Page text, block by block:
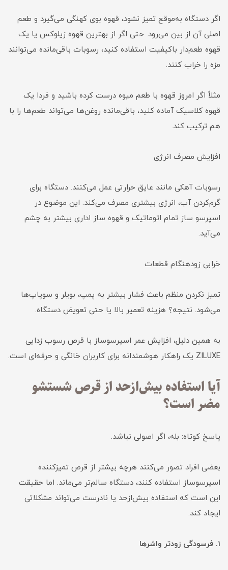
اگر دستگاه به‌موقع تمیز نشود، قهوه بوی کهنگی می‌گیرد و طعم
اصلی آن از بین می‌رود. حتی اگر از بهترین قهوه زیلوکس یا یک
قهوه طعم‌دار باکیفیت استفاده کنید، رسوبات باقی‌مانده می‌توانند
مزه را خراب کنند.
مثلاً اگر امروز قهوه با طعم میوه درست کرده باشید و فردا یک
قهوه کلاسیک آماده کنید، باقی‌مانده روغن‌ها می‌تواند طعم‌ها را با
هم ترکیب کند.
افزایش مصرف انرژی
رسوبات آهکی مانند عایق حرارتی عمل می‌کنند. دستگاه برای
گرم‌کردن آب، انرژی بیشتری مصرف می‌کند. این موضوع در
اسپرسو ساز تمام اتوماتیک و قهوه ساز اداری بیشتر به چشم
می‌آید.
خرابی زودهنگام قطعات
تمیز نکردن منظم باعث فشار بیشتر به پمپ، بویلر و سوپاپ‌ها
می‌شود. نتیجه؟ هزینه تعمیر بالا یا حتی تعویض دستگاه.
به همین دلیل، افزایش عمر اسپرسوساز با قرص رسوب زدایی
ZILUXE یک راهکار هوشمندانه برای کاربران خانگی و حرفه‌ای است.
آیا استفاده بیش‌ازحد از قرص شستشو
مضر است؟
پاسخ کوتاه: بله، اگر اصولی نباشد.
بعضی افراد تصور می‌کنند هرچه بیشتر از قرص تمیزکننده
اسپرسوساز استفاده کنند، دستگاه سالم‌تر می‌ماند. اما حقیقت
این است که استفاده بیش‌ازحد یا نادرست می‌تواند مشکلاتی
ایجاد کند.
۱. فرسودگی زودتر واشرها